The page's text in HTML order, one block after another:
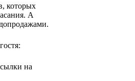
которых
А
на